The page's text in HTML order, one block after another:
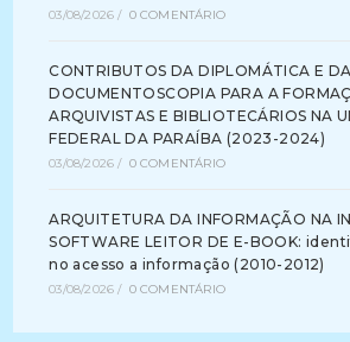
03/08/2026 / 0 COMENTÁRIO
CONTRIBUTOS DA DIPLOMÁTICA E DA
DOCUMENTOSCOPIA PARA A
ARQUIVISTAS E BIBLIOTECÁRIOS NA
FEDERAL DA PARAÍBA (2023-2024)
03/08/2026 / 0 COMENTÁRIO
ARQUITETURA DA INFORMAÇÃO NA
SOFTWARE LEITOR DE E-BOOK:
no acesso a informação (2010-2012)
03/08/2026 / 0 COMENTÁRIO